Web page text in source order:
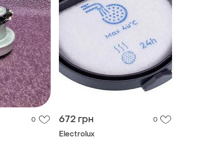
0 672 грн 0
Electrolux